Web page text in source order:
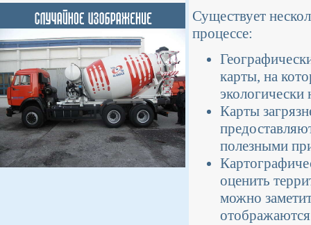
Существует
процессе:
карты, на
экологически
Карты
полезными
оценить
можно